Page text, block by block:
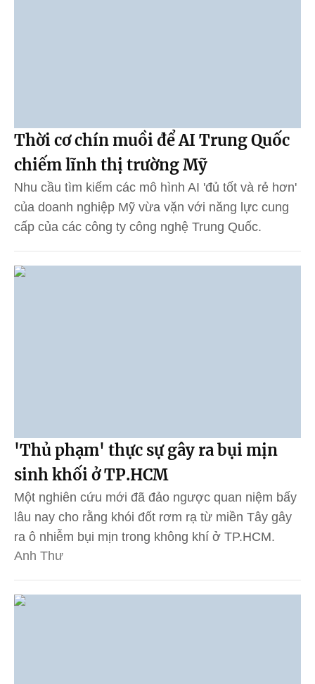
Thời cơ chín muồi để AI Trung Quốc
chiếm lĩnh thị trường Mỹ
Nhu cầu tìm kiếm các mô hình AI 'đủ tốt và rẻ hơn'
của doanh nghiệp Mỹ vừa vặn với năng lực cung
cấp của các công ty công nghệ Trung Quốc.
'Thủ phạm' thực sự gây ra bụi mịn
sinh khối ở TP.HCM
Một nghiên cứu mới đã đảo ngược quan niệm bấy
lâu nay cho rằng khói đốt rơm rạ từ miền Tây gây
ra ô nhiễm bụi mịn trong không khí ở TP.HCM.
Anh Thư